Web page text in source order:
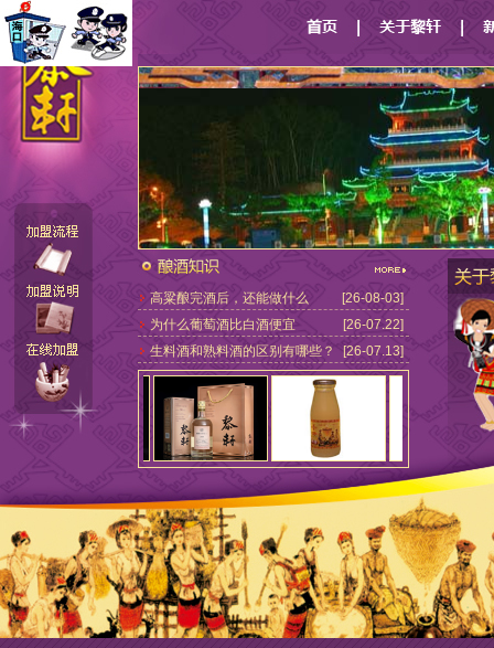
高粱酿完酒后，还能做什么
[26-08-03]
为什么葡萄酒比白酒便宜
[26-07.22]
生料酒和熟料酒的区别有哪些？
[26-07.13]